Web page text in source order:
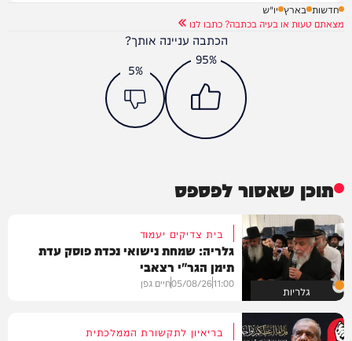
חדשות בארץ יו"ש
מצאתם טעות או בעיה בכתבה? כתבו לנו
הכתבה עניינה אותך?
95%
5%
תוכן שאסור לפספס
גלריות
בית צדיקים יעמוד
גלריה: שמחת נישואי נכדת פוסק עדת
תימן הגר"י רצאבי
11:00
05/08/26חיים גפן
בריאיון לתקשורת הממלכתית